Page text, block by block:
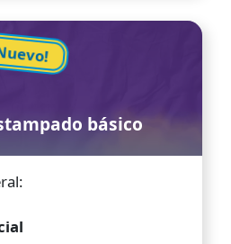
¡Nuevo!
básico